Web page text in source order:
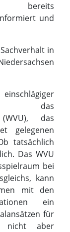
bereits
und
in
das
(WVU), das
gelegenen
tatsächlich
Das WVU
bei
kann
mit den
ein
für
nicht aber